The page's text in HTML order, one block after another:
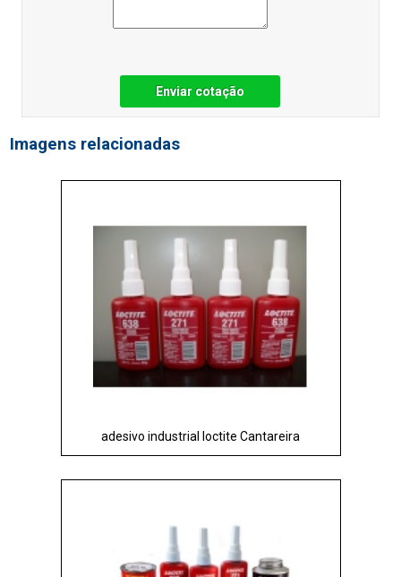
Enviar cotação
Imagens relacionadas
adesivo industrial loctite Cantareira